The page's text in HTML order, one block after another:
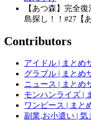
【あつ森】完全
島探し！！#27【
Contributors
アイドル | まとめ
グラブル | まとめ
ニュース | まとめ
モンハンライズ |
ワンピース | まと
副業,お小遣い | 気